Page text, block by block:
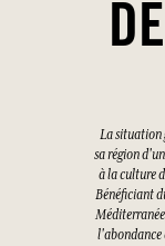
La situation
sa région
à la culture
Bénéficiant
l'abondance